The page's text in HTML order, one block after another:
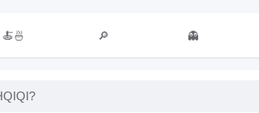
🍝🍜 🔎 👻